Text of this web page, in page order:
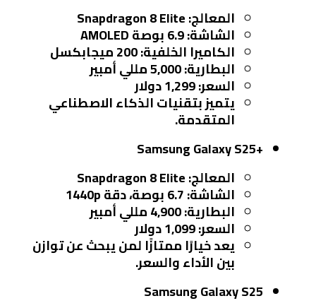
المعالج: Snapdragon 8 Elite
الشاشة: 6.9 بوصة AMOLED
الكاميرا الخلفية: 200 ميجابكسل
البطارية: 5,000 مللي أمبير
السعر: 1,299 دولار
يتميز بتقنيات الذكاء الاصطناعي
المتقدمة.
Samsung Galaxy S25+
المعالج: Snapdragon 8 Elite
الشاشة: 6.7 بوصة، دقة 1440p
البطارية: 4,900 مللي أمبير
السعر: 1,099 دولار
يعد خيارًا ممتازًا لمن يبحث عن توازن
بين الأداء والسعر.
Samsung Galaxy S25